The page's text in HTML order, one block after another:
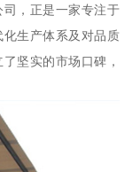
，正是一家专注于
生产体系及对品质
坚实的市场口碑，